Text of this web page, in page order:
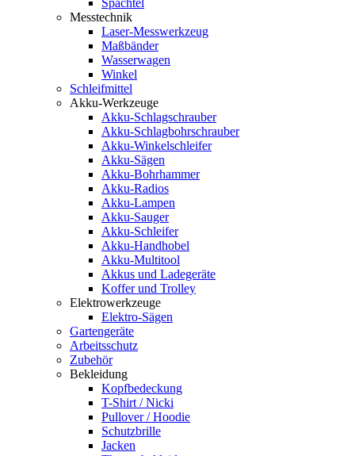
Spachtel
Messtechnik
Laser-Messwerkzeug
Maßbänder
Wasserwagen
Winkel
Schleifmittel
Akku-Werkzeuge
Akku-Schlagschrauber
Akku-Schlagbohrschrauber
Akku-Winkelschleifer
Akku-Sägen
Akku-Bohrhammer
Akku-Radios
Akku-Lampen
Akku-Sauger
Akku-Schleifer
Akku-Handhobel
Akku-Multitool
Akkus und Ladegeräte
Koffer und Trolley
Elektrowerkzeuge
Elektro-Sägen
Gartengeräte
Arbeitsschutz
Zubehör
Bekleidung
Kopfbedeckung
T-Shirt / Nicki
Pullover / Hoodie
Schutzbrille
Jacken